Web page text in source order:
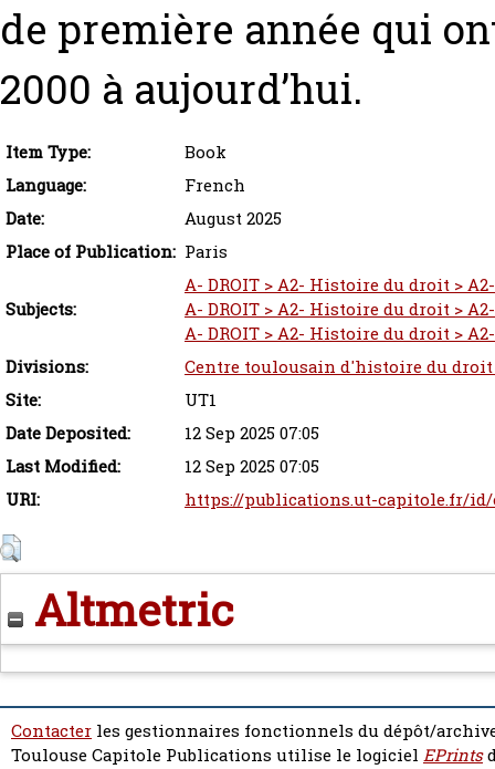
de première année qui
2000 à aujourd’hui.
Item Type:
Book
Language:
French
Date:
August 2025
Place of Publication: Paris
Subjects:
A- DROIT > A2- Histoire du droit >
A- DROIT > A2- Histoire du droit >
A- DROIT > A2- Histoire du droit >
Divisions:
Centre toulousain d'histoire du droit
Site:
UT1
Date Deposited:
12 Sep 2025 07:05
Last Modified:
12 Sep 2025 07:05
URI:
https://publications.ut-capitole.fr/id/
Altmetric
Contacter les gestionnaires fonctionnels du dépôt/
Toulouse Capitole Publications utilise le logiciel EPrints